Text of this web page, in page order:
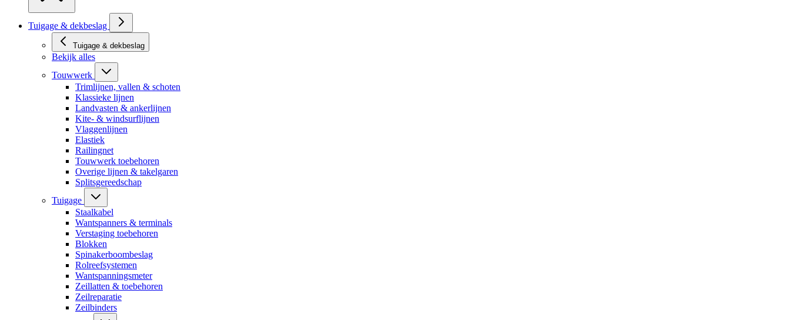
Tuigage & dekbeslag
Tuigage & dekbeslag
Bekijk alles
Touwwerk
Trimlijnen, vallen & schoten
Klassieke lijnen
Landvasten & ankerlijnen
Kite- & windsurflijnen
Vlaggenlijnen
Elastiek
Railingnet
Touwwerk toebehoren
Overige lijnen & takelgaren
Splitsgereedschap
Tuigage
Staalkabel
Wantspanners & terminals
Verstaging toebehoren
Blokken
Spinakerboombeslag
Rolreefsystemen
Wantspanningsmeter
Zeillatten & toebehoren
Zeilreparatie
Zeilbinders